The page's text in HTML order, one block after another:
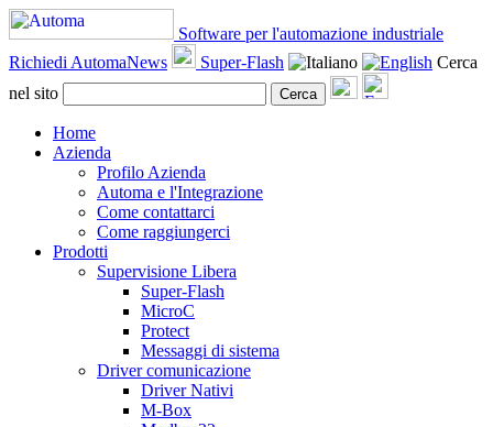
Software per l'automazione industriale
Richiedi AutomaNews
Super-Flash
Cerca
nel sito
Cerca
Home
Azienda
Profilo Azienda
Automa e l'Integrazione
Come contattarci
Come raggiungerci
Prodotti
Supervisione Libera
Super-Flash
MicroC
Protect
Messaggi di sistema
Driver comunicazione
Driver Nativi
M-Box